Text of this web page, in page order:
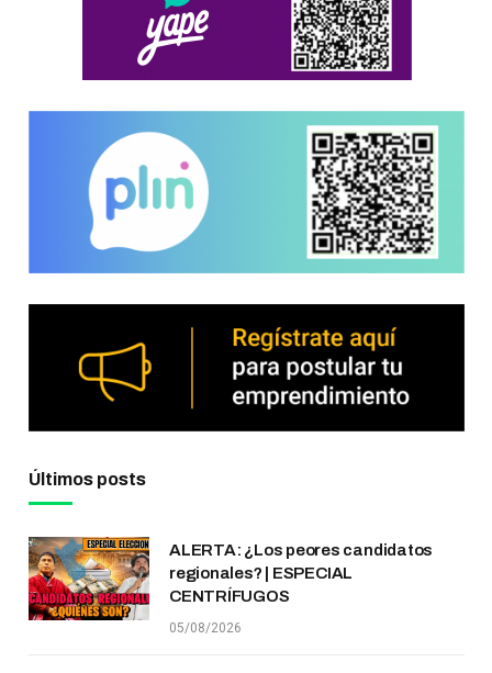
Últimos posts
ALERTA: ¿Los peores candidatos
regionales? | ESPECIAL
CENTRÍFUGOS
05/08/2026